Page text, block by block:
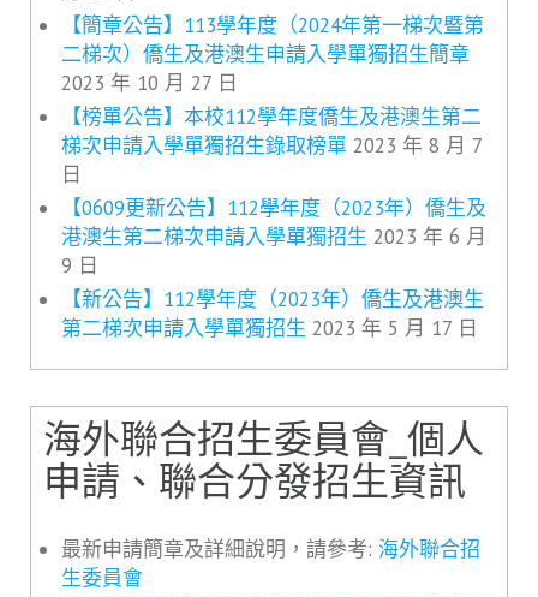
【簡章公告】113學年度（2024年第一梯次暨第
二梯次）僑生及港澳生申請入學單獨招生簡章
2023 年 10 月 27 日
【榜單公告】本校112學年度僑生及港澳生第二
梯次申請入學單獨招生錄取榜單 2023 年 8 月 7
日
【0609更新公告】112學年度（2023年）僑生及
港澳生第二梯次申請入學單獨招生 2023 年 6 月
9 日
【新公告】112學年度（2023年）僑生及港澳生
第二梯次申請入學單獨招生 2023 年 5 月 17 日
海外聯合招生委員會_個人
申請、聯合分發招生資訊
最新申請簡章及詳細說明，請參考: 海外聯合招
生委員會